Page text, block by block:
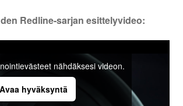
Redline-sarjan esittelyvideo:
nähdäksesi videon.
Avaa hyväksyntä